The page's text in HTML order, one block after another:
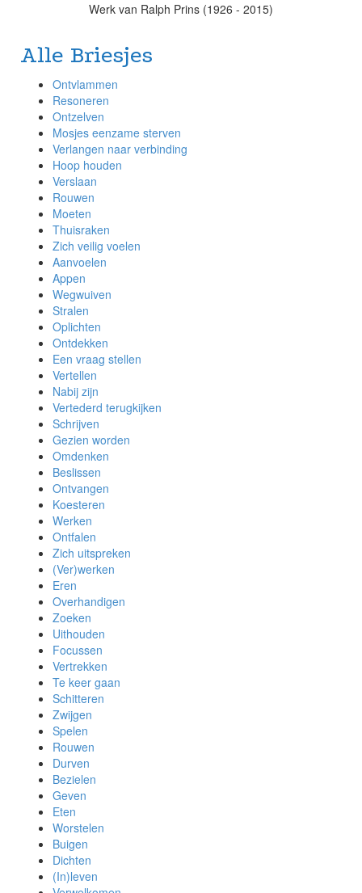
Werk van Ralph Prins (1926 - 2015)
Alle Briesjes
Ontvlammen
Resoneren
Ontzelven
Mosjes eenzame sterven
Verlangen naar verbinding
Hoop houden
Verslaan
Rouwen
Moeten
Thuisraken
Zich veilig voelen
Aanvoelen
Appen
Wegwuiven
Stralen
Oplichten
Ontdekken
Een vraag stellen
Vertellen
Nabij zijn
Vertederd terugkijken
Schrijven
Gezien worden
Omdenken
Beslissen
Ontvangen
Koesteren
Werken
Ontfalen
Zich uitspreken
(Ver)werken
Eren
Overhandigen
Zoeken
Uithouden
Focussen
Vertrekken
Te keer gaan
Schitteren
Zwijgen
Spelen
Rouwen
Durven
Bezielen
Geven
Eten
Worstelen
Buigen
Dichten
(In)leven